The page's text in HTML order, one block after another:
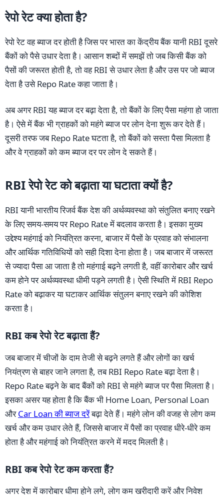
रेपो रेट क्या होता है?
रेपो रेट वह ब्याज दर होती है जिस पर भारत का केंद्रीय बैंक यानी RBI दूसरे
बैंकों को पैसे उधार देता है। आसान शब्दों में समझें तो जब किसी बैंक को
पैसों की जरूरत होती है, तो वह RBI से उधार लेता है और उस पर जो ब्याज
देता है उसे Repo Rate कहा जाता है।
अब अगर RBI यह ब्याज दर बढ़ा देता है, तो बैंकों के लिए पैसा महंगा हो जाता
है। ऐसे में बैंक भी ग्राहकों को महंगे ब्याज पर लोन देना शुरू कर देते हैं।
दूसरी तरफ जब Repo Rate घटता है, तो बैंकों को सस्ता पैसा मिलता है
और वे ग्राहकों को कम ब्याज दर पर लोन दे सकते हैं।
RBI रेपो रेट को बढ़ाता या घटाता क्यों है?
RBI यानी भारतीय रिजर्व बैंक देश की अर्थव्यवस्था को संतुलित बनाए रखने
के लिए समय-समय पर Repo Rate में बदलाव करता है। इसका मुख्य
उद्देश्य महंगाई को नियंत्रित करना, बाजार में पैसों के प्रवाह को संभालना
और आर्थिक गतिविधियों को सही दिशा देना होता है। जब बाजार में जरूरत
से ज्यादा पैसा आ जाता है तो महंगाई बढ़ने लगती है, वहीं कारोबार और खर्च
कम होने पर अर्थव्यवस्था धीमी पड़ने लगती है। ऐसी स्थिति में RBI Repo
Rate को बढ़ाकर या घटाकर आर्थिक संतुलन बनाए रखने की कोशिश
करता है।
RBI कब रेपो रेट बढ़ाता हैं?
जब बाजार में चीजों के दाम तेजी से बढ़ने लगते हैं और लोगों का खर्च
नियंत्रण से बाहर जाने लगता है, तब RBI Repo Rate बढ़ा देता है।
Repo Rate बढ़ने के बाद बैंकों को RBI से महंगे ब्याज पर पैसा मिलता है।
इसका असर यह होता है कि बैंक भी Home Loan, Personal Loan
औरCar Loan की ब्याज दरेंबढ़ा देते हैं। महंगे लोन की वजह से लोग कम
खर्च और कम उधार लेते हैं, जिससे बाजार में पैसों का प्रवाह धीरे-धीरे कम
होता है और महंगाई को नियंत्रित करने में मदद मिलती है।
RBI कब रेपो रेट कम करता हैं?
अगर देश में कारोबार धीमा होने लगे, लोग कम खरीदारी करें और निवेश